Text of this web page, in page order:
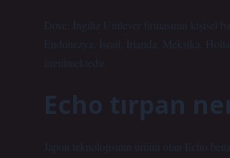
Dove; İngiliz Unilever firmasının kişisel
Endonezya, İsrail, İrlanda, Meksika,
üretilmektedir.
Echo tırpan
Japon teknolojisinin ürünü olan Echo